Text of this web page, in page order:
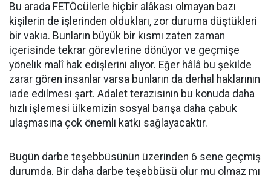
Bu arada FETÖcülerle hiçbir alâkası olmayan bazı
kişilerin de işlerinden oldukları, zor duruma düştükleri
bir vakıa. Bunların büyük bir kısmı zaten zaman
içerisinde tekrar görevlerine dönüyor ve geçmişe
yönelik malî hak edişlerini alıyor. Eğer hâlâ bu şekilde
zarar gören insanlar varsa bunların da derhal haklarının
iade edilmesi şart. Adalet terazisinin bu konuda daha
hızlı işlemesi ülkemizin sosyal barışa daha çabuk
ulaşmasına çok önemli katkı sağlayacaktır.
Bugün darbe teşebbüsünün üzerinden 6 sene geçmiş
durumda. Bir daha darbe teşebbüsü olur mu olmaz mı